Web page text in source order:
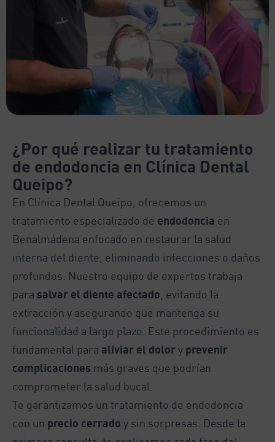
¿Por qué realizar tu tratamiento
de endodoncia en Clínica Dental
Queipo?
En Clínica Dental Queipo, ofrecemos un
tratamiento especializado de endodoncia en
Benalmádena enfocado en restaurar la salud
interna del diente, eliminando infecciones o daños
profundos. Nuestro equipo de expertos trabaja
para salvar el diente afectado , evitando la
extracción y asegurando que mantenga su
funcionalidad a largo plazo. Este procedimiento es
fundamental para aliviar el dolory prevenir
complicaciones más graves que podrían
comprometer la salud bucal.
Te garantizamos un tratamiento de endodoncia
con un precio cerrado y sin sorpresas. Desde la